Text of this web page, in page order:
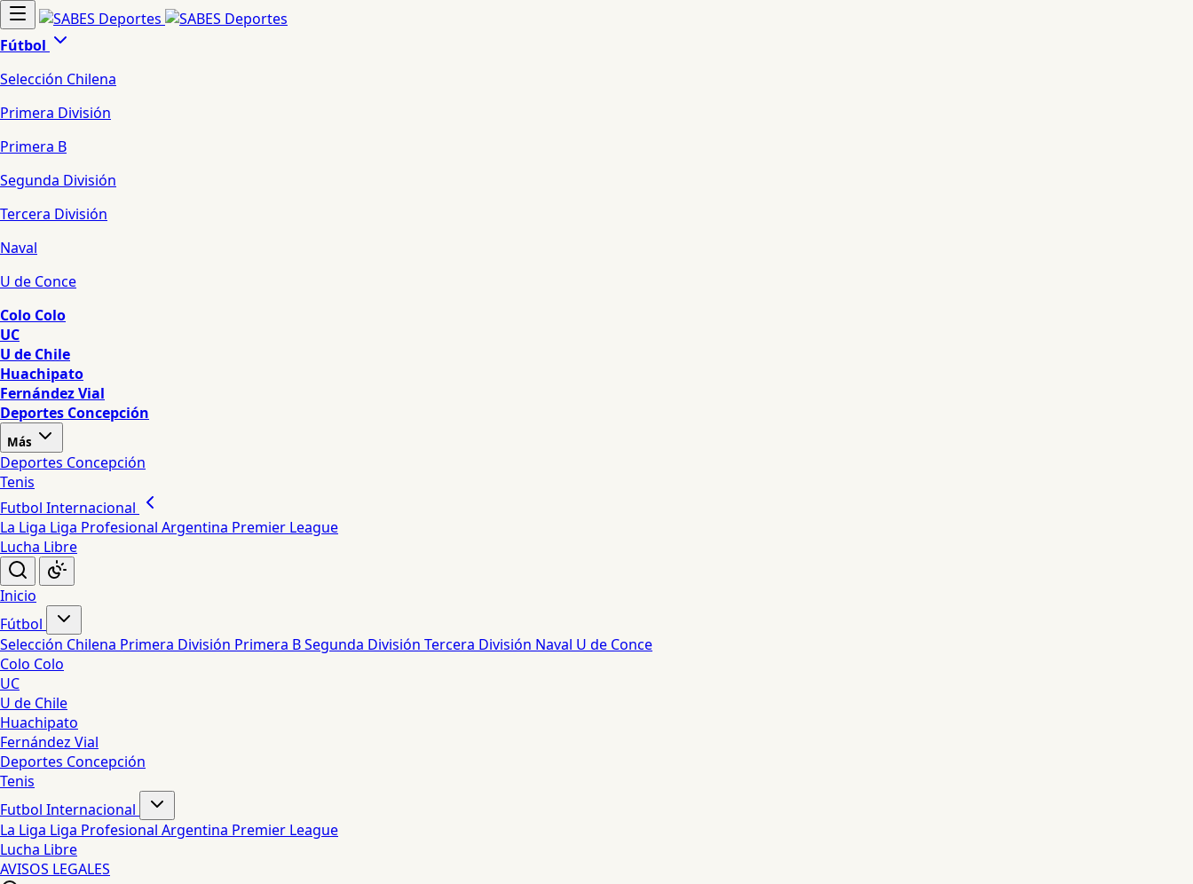
Fútbol
Selección Chilena
Primera División
Primera B
Segunda División
Tercera División
Naval
U de Conce
Colo Colo
UC
U de Chile
Huachipato
Fernández Vial
Deportes Concepción
Más
Deportes Concepción
Tenis
Futbol Internacional
La Liga Liga Profesional Argentina Premier League
Lucha Libre
Inicio
Fútbol
Selección Chilena Primera División Primera BSegunda División Tercera División Naval U de Conce
Colo Colo
UC
U de Chile
Huachipato
Fernández Vial
Deportes Concepción
Tenis
Futbol Internacional
La Liga Liga Profesional Argentina Premier League
Lucha Libre
AVISOS LEGALES